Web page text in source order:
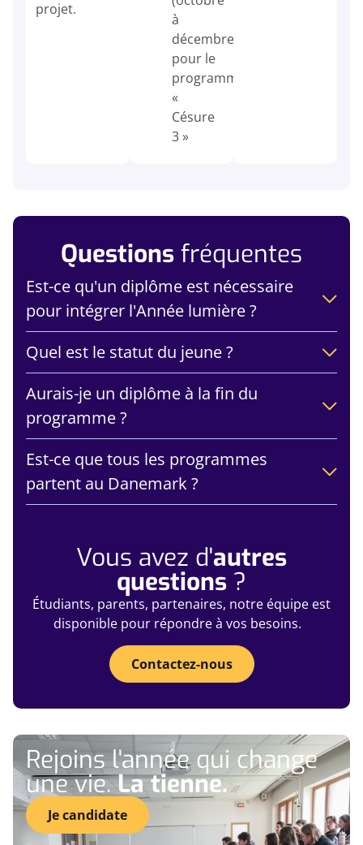
projet.
à
décembre)
pour le
programme
«
Césure
3 »
Questions fréquentes
Est-ce qu'un diplôme est nécessaire
pour intégrer l'Année lumière ?
Quel est le statut du jeune ?
Aurais-je un diplôme à la fin du
programme ?
Est-ce que tous les programmes
partent au Danemark ?
Vous avez d'autres
questions ?
Étudiants, parents, partenaires, notre équipe est
disponible pour répondre à vos besoins.
Contactez-nous
Rejoins l'année qui change
une vie.La tienne.
Je candidate